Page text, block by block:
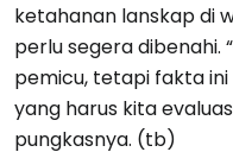
ketahanan lanskap di
perlu segera dibenahi.
pemicu, tetapi fakta
yang harus kita
pungkasnya. (tb)